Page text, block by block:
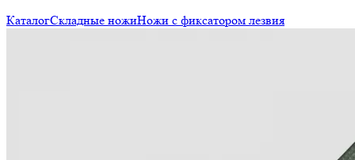
КаталогСкладные ножиНожи с фиксатором лезвия